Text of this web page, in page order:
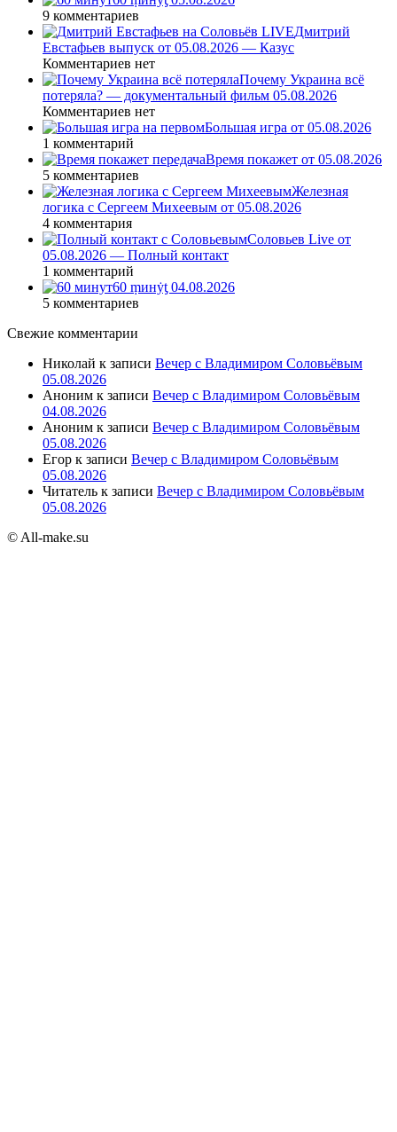
9 комментариев
Дмитрий
Евстафьев выпуск от 05.08.2026 — Казус
Комментариев нет
Почему Украина всё
потеряла? — документальный фильм 05.08.2026
Комментариев нет
Большая игра от 05.08.2026
1 комментарий
Время покажет от 05.08.2026
5 комментариев
Железная
логика с Сергеем Михеевым от 05.08.2026
4 комментария
Соловьев Live от
05.08.2026 — Полный контакт
1 комментарий
60 ṃинẏƫ 04.08.2026
5 комментариев
Свежие комментарии
Николай к записи Вечер с Владимиром Соловьёвым
05.08.2026
Аноним к записи Вечер с Владимиром Соловьёвым
04.08.2026
Аноним к записи Вечер с Владимиром Соловьёвым
05.08.2026
Егор к записи Вечер с Владимиром Соловьёвым
05.08.2026
Читатель к записи Вечер с Владимиром Соловьёвым
05.08.2026
© All-make.su